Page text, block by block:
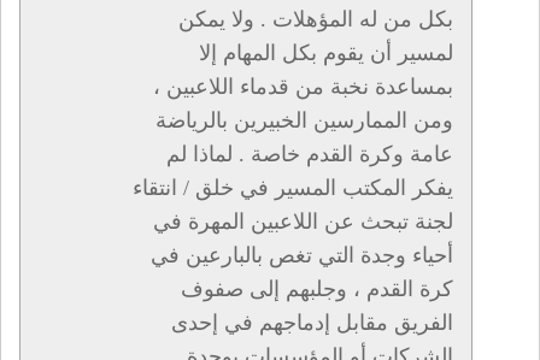
بكل من له المؤهلات . ولا يمكن
لمسير أن يقوم بكل المهام إلا
بمساعدة نخبة من قدماء اللاعبين ،
ومن الممارسين الخبيرين بالرياضة
عامة وكرة القدم خاصة . لماذا لم
يفكر المكتب المسير في خلق / انتقاء
لجنة تبحث عن اللاعبين المهرة في
أحياء وجدة التي تغص بالبارعين في
كرة القدم ، وجلبهم إلى صفوف
الفريق مقابل إدماجهم في إحدى